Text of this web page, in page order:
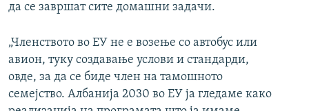
да се завршат сите домашни задачи.
„Членството во ЕУ не е возење со автобус или
авион, туку создавање услови и стандарди,
овде, за да се биде член на тамошното
семејство. Албанија 2030 во ЕУ ја гледаме како